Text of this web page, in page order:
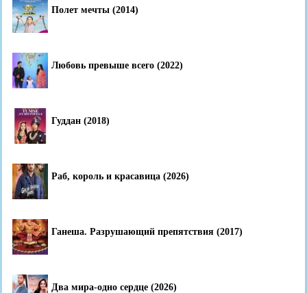
Полет мечты (2014)
Любовь превыше всего (2022)
Гуддан (2018)
Раб, король и красавица (2026)
Ганеша. Разрушающий препятствия (2017)
Два мира-одно сердце (2026)